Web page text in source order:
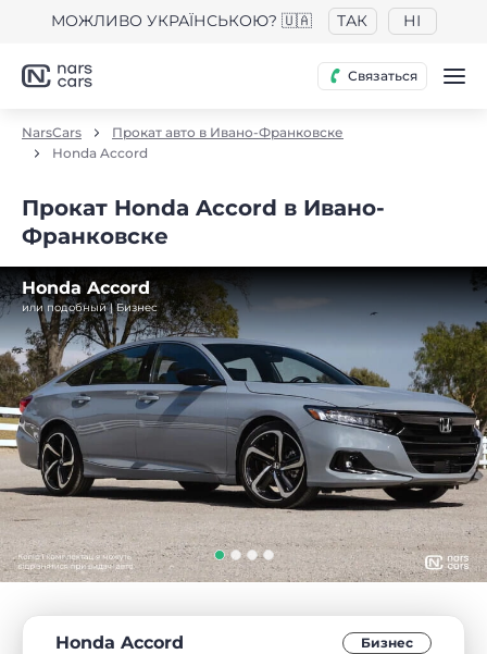
МОЖЛИВО УКРАЇНСЬКОЮ? 🇺🇦 ТАК НІ
Связаться
NarsCars
Прокат авто в Ивано-Франковске
Honda Accord
Прокат Honda Accord в Ивано-
Франковске
Honda Accord
или подобный | Бизнес
Honda Accord Бизнес